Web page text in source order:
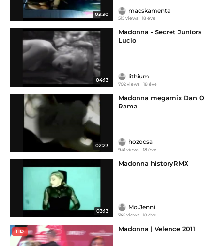
03:30
macskamenta
515 views 18 éve
04:13
Madonna - Secret Juniors
Lucio
lithium
702 views 18 éve
02:23
Madonna megamix Dan O
Rama
hozocsa
941 views 18 éve
03:13
Madonna historyRMX
Mo.Jenni
745 views 18 éve
HD Madonna | Velence 2011